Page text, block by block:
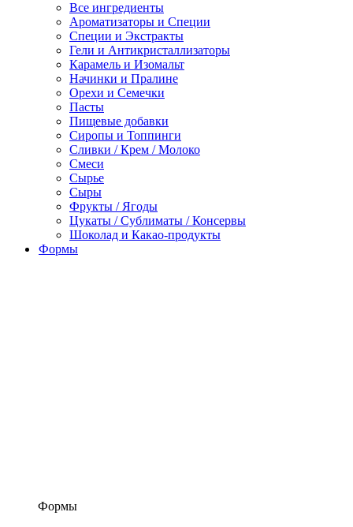
Все ингредиенты
Ароматизаторы и Специи
Специи и Экстракты
Гели и Антикристаллизаторы
Карамель и Изомальт
Начинки и Пралине
Орехи и Семечки
Пасты
Пищевые добавки
Сиропы и Топпинги
Сливки / Крем / Молоко
Смеси
Сырье
Сыры
Фрукты / Ягоды
Цукаты / Сублиматы / Консервы
Шоколад и Какао-продукты
Формы
Формы